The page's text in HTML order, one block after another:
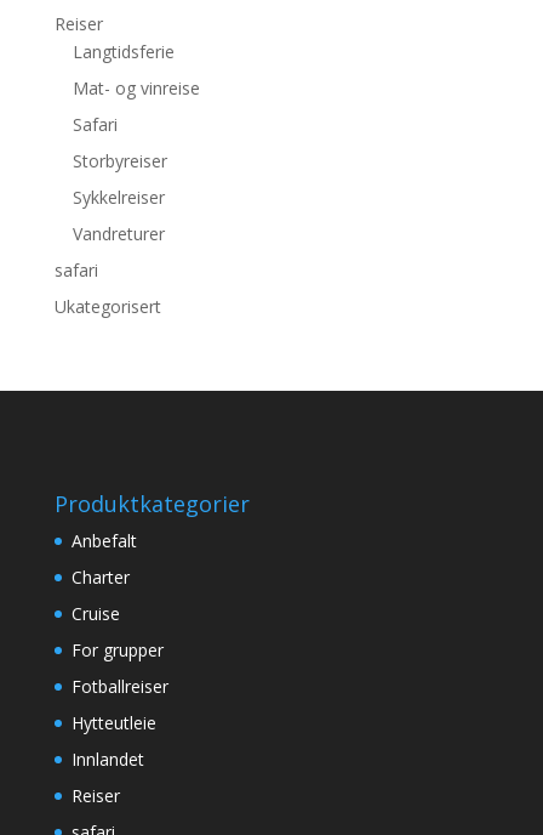
Reiser
Langtidsferie
Mat- og vinreise
Safari
Storbyreiser
Sykkelreiser
Vandreturer
safari
Ukategorisert
Produktkategorier
Anbefalt
Charter
Cruise
For grupper
Fotballreiser
Hytteutleie
Innlandet
Reiser